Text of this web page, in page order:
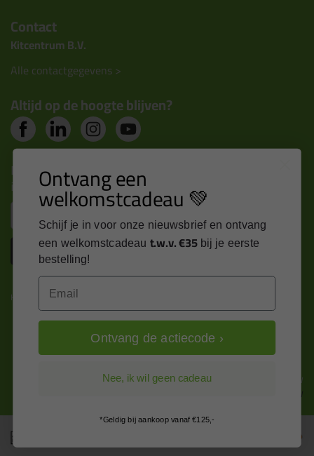
Contact
Kitcentrum B.V.
Alle contactgegevens >
Altijd op de hoogte blijven?
Nieuws, tips en exclusieve deals rechtstreeks in je
inbox
Inschrijven
Kitcentrum is trots op:
Alle prijzen zijn in EURO en excl. 21% BTW
wijzig naar incl. BTW
Ontvang een
welkomstcadeau 💚
Schijf je in voor onze nieuwsbrief en ontvang
een welkomstcadeau t.w.v. €35 bij je eerste
bestelling!
Email
Ontvang de actiecode ›
Nee, ik wil geen cadeau
*Geldig bij aankoop vanaf €125,-